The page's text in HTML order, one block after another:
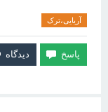
آریایی،ترک